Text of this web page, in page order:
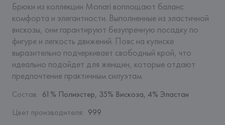
Брюки из коллекции Monari воплощают баланс
комфорта и элегантности. Выполненные из эластичной
вискозы, они гарантируют безупречную посадку по
фигуре и легкость движений. Пояс на кулиске
выразительно подчеркивает свободный крой, что
идеально подойдет для женщин, которые отдают
предпочтение практичным силуэтам.
Состав: 61% Полиэстер, 35% Вискоза, 4% Эластан
Цвет производителя: 999